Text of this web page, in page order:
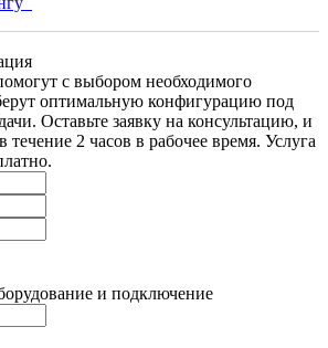
с выбором необходимого
оптимальную конфигурацию под
Оставьте заявку на консультацию, и
2 часов в рабочее время. Услуга
и подключение